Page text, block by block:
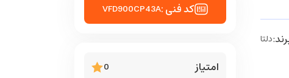
دلتا
کد فنی :VFD900CP43A
امتیاز 0